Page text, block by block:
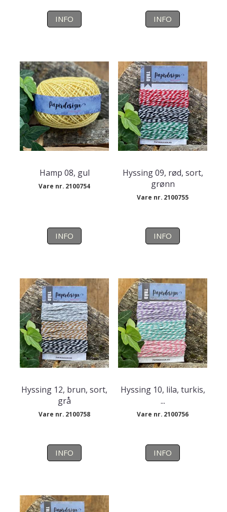
INFO INFO
Hamp 08, gul
Vare nr. 2100754
INFO
Hyssing 09, rød, sort,
grønn
Vare nr. 2100755
INFO
Hyssing 12, brun, sort,
grå
Vare nr. 2100758
INFO
Hyssing 10, lila, turkis,
...
Vare nr. 2100756
INFO